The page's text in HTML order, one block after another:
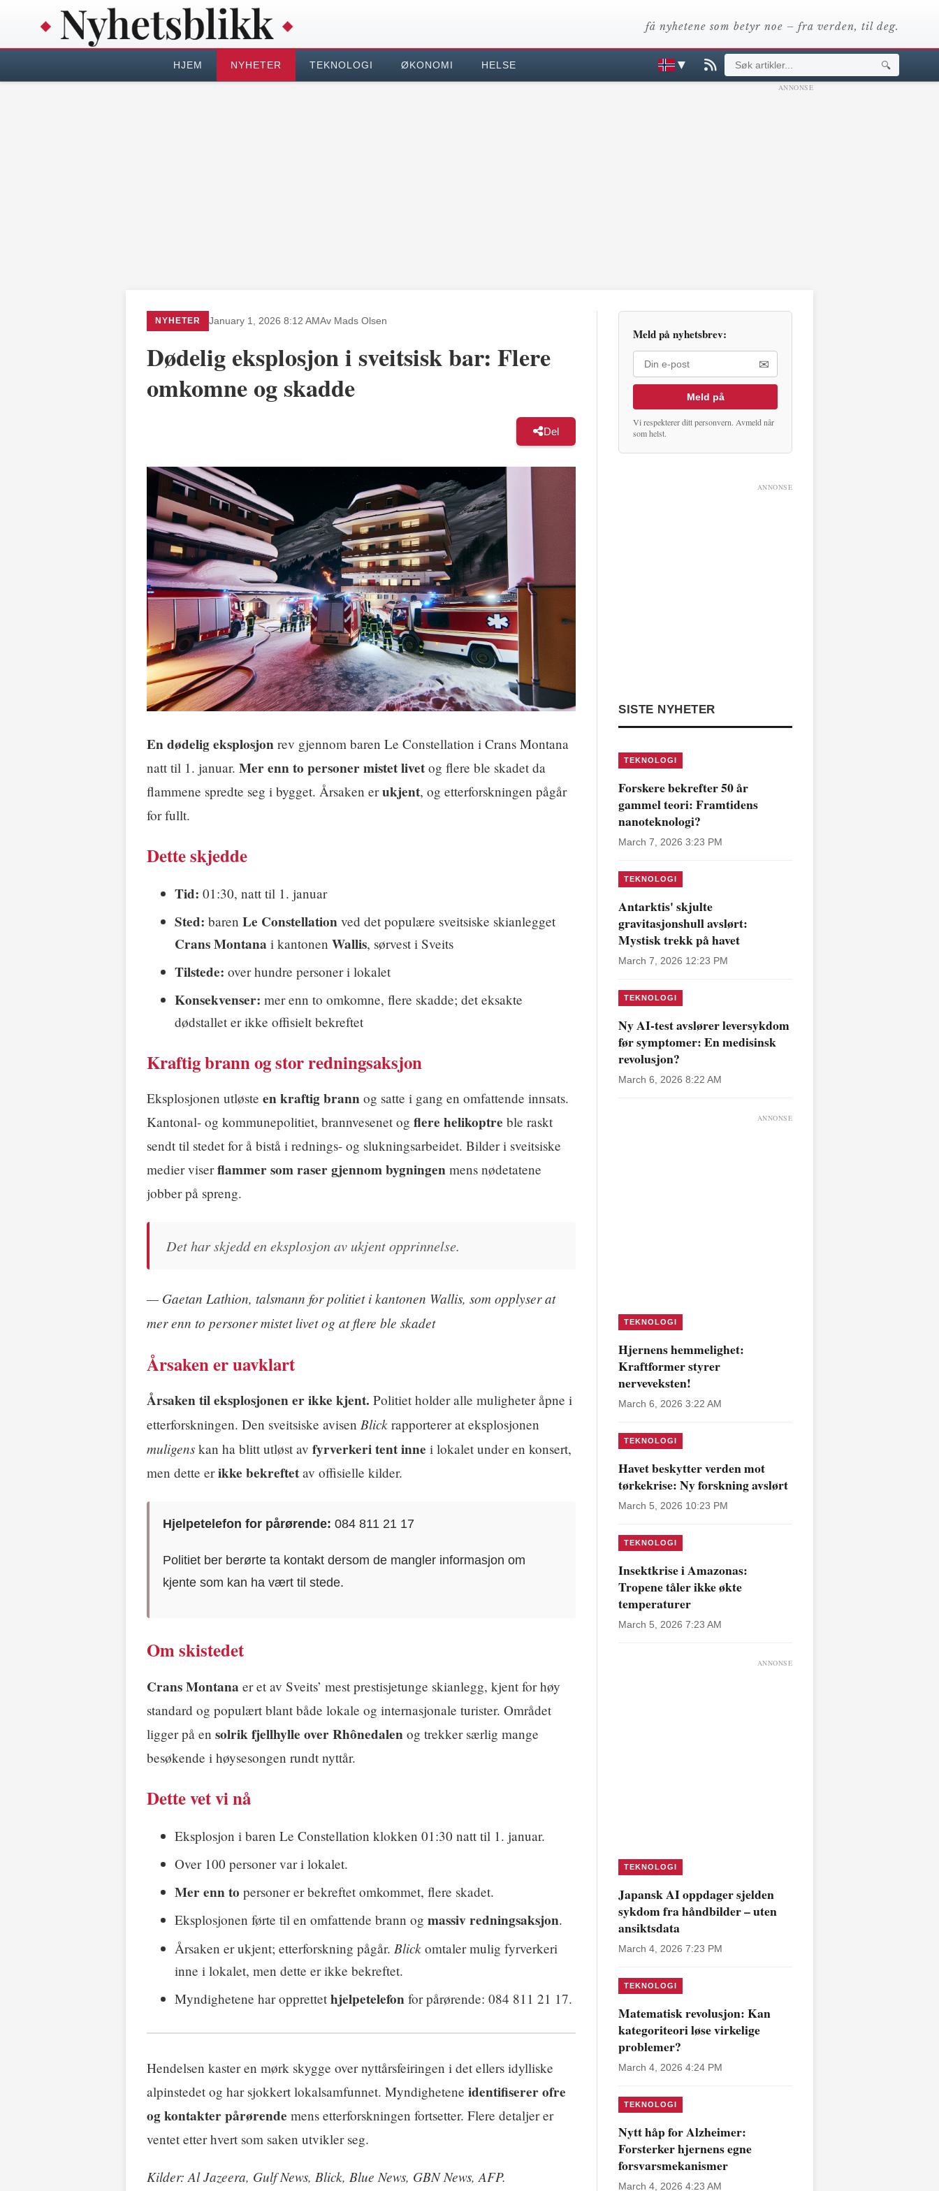
få nyhetene som betyr noe – fra verden, til deg.
HJEM NYHETER TEKNOLOGI ØKONOMI HELSE ▼ 🔍
ANNONSE
NYHETER January 1, 2026 8:12 AMAv Mads Olsen
Dødelig eksplosjon i sveitsisk bar: Flere
omkomne og skadde
Del
En dødelig eksplosjon rev gjennom baren Le Constellation i Crans Montana
natt til 1. januar. Mer enn to personer mistet livet og flere ble skadet da
flammene spredte seg i bygget. Årsaken erukjent, og etterforskningen pågår
for fullt.
Dette skjedde
Tid: 01:30, natt til 1. januar
Sted: baren Le Constellation ved det populære sveitsiske skianlegget
Crans Montana i kantonen Wallis, sørvest i Sveits
Tilstede: over hundre personer i lokalet
Konsekvenser: mer enn to omkomne, flere skadde; det eksakte
dødstallet er ikke offisielt bekreftet
Kraftig brann og stor redningsaksjon
Eksplosjonen utløste en kraftig brann og satte i gang en omfattende innsats.
Kantonal- og kommunepolitiet, brannvesenet og flere helikoptre ble raskt
sendt til stedet for å bistå i rednings- og slukningsarbeidet. Bilder i sveitsiske
medier viserflammer som raser gjennom bygningen mens nødetatene
jobber på spreng.
Det har skjedd en eksplosjon av ukjent opprinnelse.
— Gaetan Lathion, talsmann for politiet i kantonen Wallis, som opplyser at
mer enn to personer mistet livet og at flere ble skadet
Årsaken er uavklart
Årsaken til eksplosjonen er ikke kjent. Politiet holder alle muligheter åpne i
etterforskningen. Den sveitsiske avisen Blick rapporterer at eksplosjonen
muligens kan ha blitt utløst av fyrverkeri tent inne i lokalet under en konsert,
men dette erikke bekreftet av offisielle kilder.
Hjelpetelefon for pårørende: 084 811 21 17
Politiet ber berørte ta kontakt dersom de mangler informasjon om
kjente som kan ha vært til stede.
Om skistedet
Crans Montana er et av Sveits’ mest prestisjetunge skianlegg, kjent for høy
standard og populært blant både lokale og internasjonale turister. Området
ligger på en solrik fjellhylle over Rhônedalen og trekker særlig mange
besøkende i høysesongen rundt nyttår.
Dette vet vi nå
Eksplosjon i baren Le Constellation klokken 01:30 natt til 1. januar.
Over 100 personer var i lokalet.
Mer enn to personer er bekreftet omkommet, flere skadet.
Eksplosjonen førte til en omfattende brann og massiv redningsaksjon.
Årsaken er ukjent; etterforskning pågår. Blick omtaler mulig fyrverkeri
inne i lokalet, men dette er ikke bekreftet.
Myndighetene har opprettet hjelpetelefon for pårørende: 084 811 21 17.
Hendelsen kaster en mørk skygge over nyttårsfeiringen i det ellers idylliske
alpinstedet og har sjokkert lokalsamfunnet. Myndighetene identifiserer ofre
og kontakter pårørende mens etterforskningen fortsetter. Flere detaljer er
ventet etter hvert som saken utvikler seg.
Kilder: Al Jazeera, Gulf News, Blick, Blue News, GBN News, AFP.
Meld på nyhetsbrev:
✉
Meld på
Vi respekterer ditt personvern. Avmeld når
som helst.
ANNONSE
SISTE NYHETER
TEKNOLOGI
Forskere bekrefter 50 år
gammel teori: Framtidens
nanoteknologi?
March 7, 2026 3:23 PM
TEKNOLOGI
Antarktis' skjulte
gravitasjonshull avslørt:
Mystisk trekk på havet
March 7, 2026 12:23 PM
TEKNOLOGI
Ny AI-test avslører leversykdom
før symptomer: En medisinsk
revolusjon?
March 6, 2026 8:22 AM
ANNONSE
TEKNOLOGI
Hjernens hemmelighet:
Kraftformer styrer
nerveveksten!
March 6, 2026 3:22 AM
TEKNOLOGI
Havet beskytter verden mot
tørkekrise: Ny forskning avslørt
March 5, 2026 10:23 PM
TEKNOLOGI
Insektkrise i Amazonas:
Tropene tåler ikke økte
temperaturer
March 5, 2026 7:23 AM
ANNONSE
TEKNOLOGI
Japansk AI oppdager sjelden
sykdom fra håndbilder – uten
ansiktsdata
March 4, 2026 7:23 PM
TEKNOLOGI
Matematisk revolusjon: Kan
kategoriteori løse virkelige
problemer?
March 4, 2026 4:24 PM
TEKNOLOGI
Nytt håp for Alzheimer:
Forsterker hjernens egne
forsvarsmekanismer
March 4, 2026 4:23 AM